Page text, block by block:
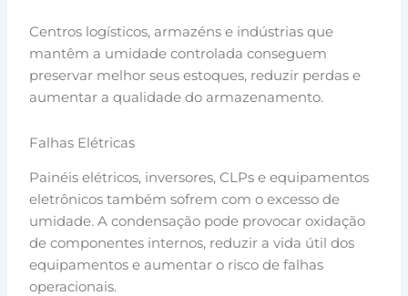
Centros logísticos, armazéns e indústrias que
mantêm a umidade controlada conseguem
preservar melhor seus estoques, reduzir perdas e
aumentar a qualidade do armazenamento.
Falhas Elétricas
Painéis elétricos, inversores, CLPs e equipamentos
eletrônicos também sofrem com o excesso de
umidade. A condensação pode provocar oxidação
de componentes internos, reduzir a vida útil dos
equipamentos e aumentar o risco de falhas
operacionais.